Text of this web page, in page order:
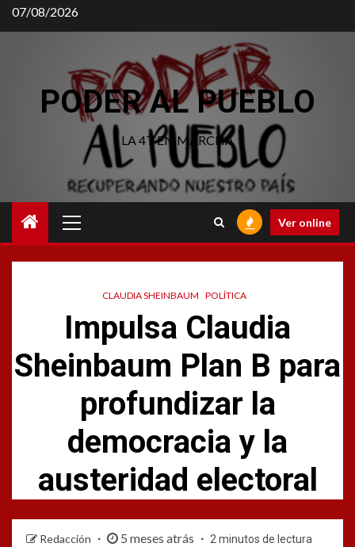
Saltar
al
07/08/2026
PODER AL PUEBLO
LA 4T EN MARCHA
principal
Ver online
CLAUDIA SHEINBAUM POLÍTICA
Impulsa Claudia
Sheinbaum Plan B para
profundizar la
democracia y la
austeridad electoral
Redacción 5 meses atrás 2 minutos de lectura